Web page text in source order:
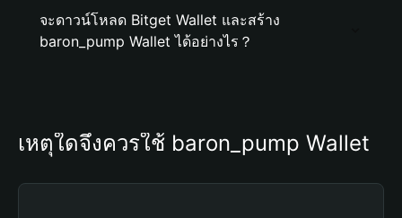
จะดาวน์โหลด Bitget Wallet และสร้าง
baron_pump Wallet ได้อย่างไร？
เหตุใดจึงควรใช้ baron_pump Wallet